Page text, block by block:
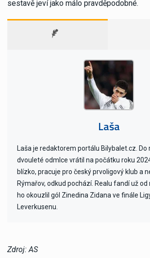
sestavě jeví jako málo pravděpodobné.
Laša
Laša je redaktorem portálu Bilybalet.cz. Do
dvouleté odmlce vrátil na počátku roku
blízko, pracuje pro český prvoligový klub a
Rýmařov, odkud pochází. Realu fandí už od
ho okouzlil gól Zinedina Zidana ve finále
Leverkusenu.
Zdroj: AS